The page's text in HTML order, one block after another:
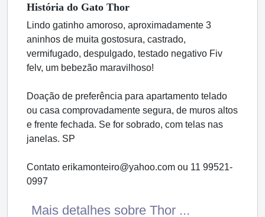
História do Gato Thor
Lindo gatinho amoroso, aproximadamente 3
aninhos de muita gostosura, castrado,
vermifugado, despulgado, testado negativo Fiv
felv, um bebezão maravilhoso!
Doação de preferência para apartamento telado
ou casa comprovadamente segura, de muros altos
e frente fechada. Se for sobrado, com telas nas
janelas. SP
Contato erikamonteiro@yahoo.com ou 11 99521-
0997
Mais detalhes sobre Thor ...